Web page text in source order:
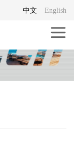
English
中文